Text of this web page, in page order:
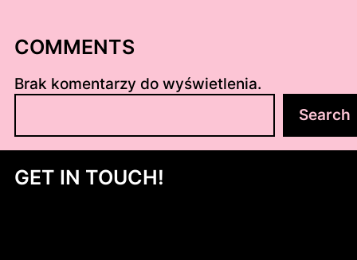
COMMENTS
Brak komentarzy do wyświetlenia.
u
a
Search
GET IN TOUCH!